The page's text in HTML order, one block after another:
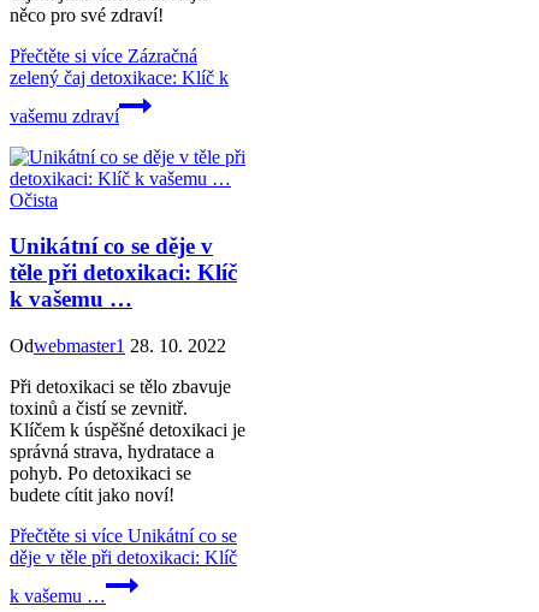
něco pro své zdraví!
Přečtěte si více Zázračná
zelený čaj detoxikace: Klíč k
vašemu zdraví
Očista
Unikátní co se děje v
těle při detoxikaci: Klíč
k vašemu …
Odwebmaster1 28. 10. 2022
Při detoxikaci se tělo zbavuje
toxinů a čistí se zevnitř.
Klíčem k úspěšné detoxikaci je
správná strava, hydratace a
pohyb. Po detoxikaci se
budete cítit jako noví!
Přečtěte si více Unikátní co se
děje v těle při detoxikaci: Klíč
k vašemu …